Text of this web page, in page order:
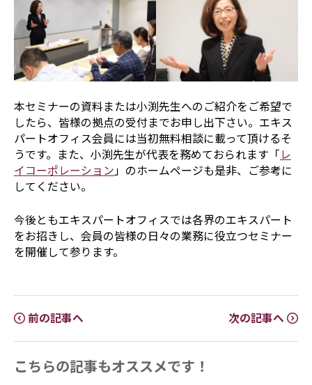
本セミナーの資料または小渕先生へのご紹介をご希望で
したら、皆様の拠点の受付までお申し出下さい。エキス
パートオフィス会員には当初無料相談に載って頂けるそ
うです。また、小渕先生が代表を務めておられます「レ
イコーポレーション」のホームページも是非、ご参考に
してください。
今後ともエキスパートオフィスでは各界のエキスパート
をお招きし、会員の皆様の日々の業務に役立つセミナー
を開催して参ります。
前の記事へ 次の記事へ
こちらの記事もオススメです！